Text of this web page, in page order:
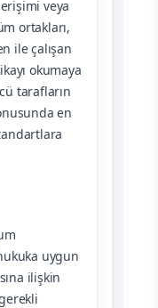
veya
ortakları,
ile çalışan
okumaya
tarafların
en
uygun
ilişkin